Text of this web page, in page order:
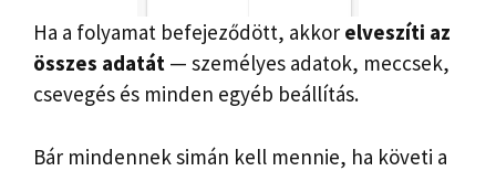
Ha a folyamat befejeződött, akkor elveszíti az
összes adatát — személyes adatok, meccsek,
csevegés és minden egyéb beállítás.
Bár mindennek simán kell mennie, ha követi a